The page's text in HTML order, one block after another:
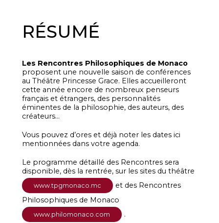
RÉSUMÉ
Les Rencontres Philosophiques de Monaco
proposent une nouvelle saison de conférences
au Théâtre Princesse Grace. Elles accueilleront
cette année encore de nombreux penseurs
français et étrangers, des personnalités
éminentes de la philosophie, des auteurs, des
créateurs…
Vous pouvez d’ores et déjà noter les dates ici
mentionnées dans votre agenda.
Le programme détaillé des Rencontres sera
disponible, dès la rentrée, sur les sites du théâtre
www.tpgmonaco.mc
et des Rencontres
Philosophiques de Monaco
www.philomonaco.com .